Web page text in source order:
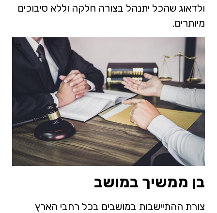
ולדאוג שהכל יתנהל בצורה חלקה וללא סיבוכים
מיותרים.
בן ממשיך במושב
צורת ההתיישבות במושבים בכל רחבי הארץ